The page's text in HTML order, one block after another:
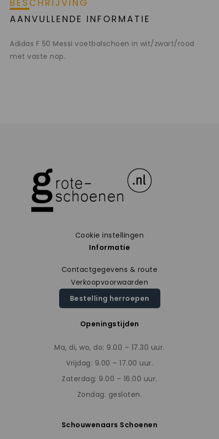
BESCHRIJVING
AANVULLENDE INFORMATIE
Adidas F 50 Messi voetbalschoen in wit/zwart/rood
met vaste nop.
Cookie instellingen
Informatie
Contactgegevens & route
Verkoopvoorwaarden
Bestelling herroepen
Openingstijden
Ma, di, wo, do: 9.00 – 17.30 uur.
Vrijdag: 9.00 – 17.00 uur.
Zaterdag: 9.00 – 16.00 uur.
Zondag: gesloten.
Schouwenaars Schoenen